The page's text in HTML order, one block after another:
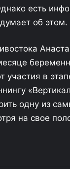
есть
об этом.
участия в
одну из
на свое